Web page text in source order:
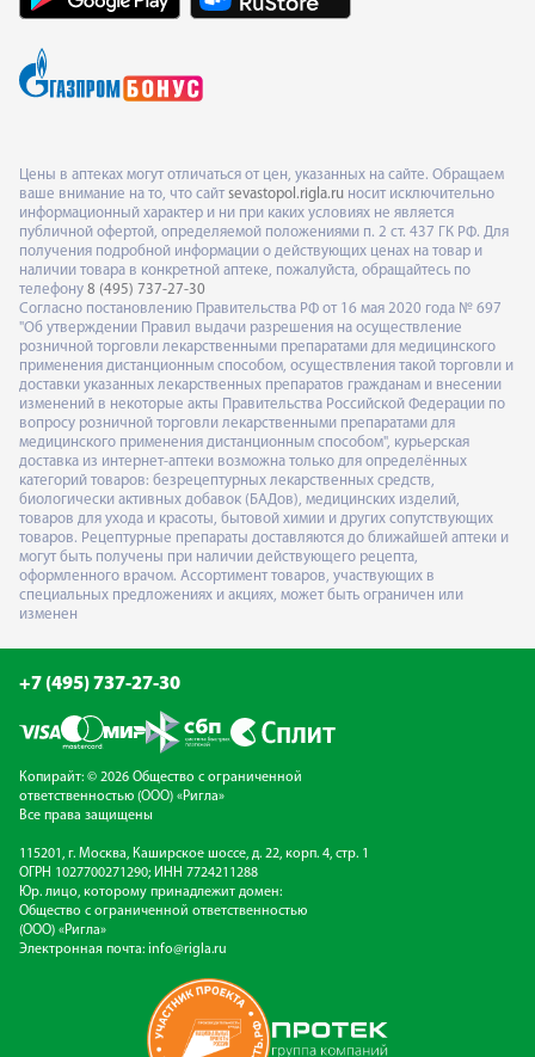
Цены в аптеках могут отличаться от цен, указанных на сайте. Обращаем
ваше внимание на то, что сайт sevastopol.rigla.ru носит исключительно
информационный характер и ни при каких условиях не является
публичной офертой, определяемой положениями п. 2 ст. 437 ГК РФ. Для
получения подробной информации о действующих ценах на товар и
наличии товара в конкретной аптеке, пожалуйста, обращайтесь по
телефону 8 (495) 737-27-30
Согласно постановлению Правительства РФ от 16 мая 2020 года № 697
"Об утверждении Правил выдачи разрешения на осуществление
розничной торговли лекарственными препаратами для медицинского
применения дистанционным способом, осуществления такой торговли и
доставки указанных лекарственных препаратов гражданам и внесении
изменений в некоторые акты Правительства Российской Федерации по
вопросу розничной торговли лекарственными препаратами для
медицинского применения дистанционным способом", курьерская
доставка из интернет-аптеки возможна только для определённых
категорий товаров: безрецептурных лекарственных средств,
биологически активных добавок (БАДов), медицинских изделий,
товаров для ухода и красоты, бытовой химии и других сопутствующих
товаров. Рецептурные препараты доставляются до ближайшей аптеки и
могут быть получены при наличии действующего рецепта,
оформленного врачом. Ассортимент товаров, участвующих в
специальных предложениях и акциях, может быть ограничен или
изменен
+7 (495) 737-27-30
Копирайт: © 2026 Общество с ограниченной
ответственностью (ООО) «Ригла»
Все права защищены
115201, г. Москва, Каширское шоссе, д. 22, корп. 4, стр. 1
ОГРН 1027700271290; ИНН 7724211288
Юр. лицо, которому принадлежит домен:
Общество с ограниченной ответственностью
(ООО) «Ригла»
Электронная почта: info@rigla.ru